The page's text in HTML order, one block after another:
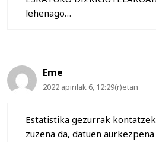
lehenago…
Eme
2022 apirilak 6, 12:29(r)etan
Estatistika gezurrak
zuzena da, datuen